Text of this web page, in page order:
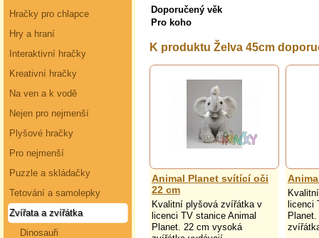
Hračky pro chlapce
Hry a hraní
Interaktivní hračky
Kreativní hračky
Na ven a k vodě
Nejen pro nejmenší
Plyšové hračky
Pro nejmenší
Puzzle a skládačky
Tetování a samolepky
Zvířata a zvířátka
Dinosauři
Doporučený věk
Pro koho
K produktu Želva 45cm
Animal Planet svítící oči
22 cm
Kvalitní plyšová zvířátka v
licenci TV stanice Animal
Planet. 22 cm vysoká
licenci